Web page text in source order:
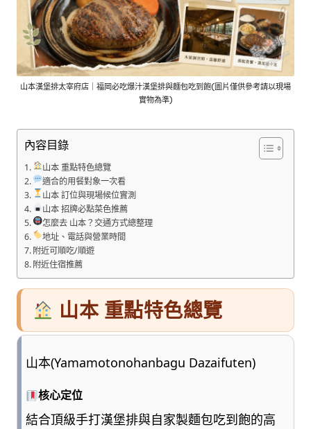
山本漢堡排太宰府店｜福岡必吃爆汁漢堡排與麵包吃到飽(圖片僅供參考請以現場
實物為準)
內容目錄
山本 重點特色總覽
適合的用餐對象一次看
山本 訂位與現場候位實測
山本 招牌必點菜色推薦
怎麼去 山本？交通方式總整理
地址、電話與營業時間
附近可順吃/順遊
附近住宿推薦
山本 重點特色總覽
山本(Yamamotonohanbagu Dazaifuten)
核心定位
結合頂級手打漢堡排與自家製麵包吃到飽的高